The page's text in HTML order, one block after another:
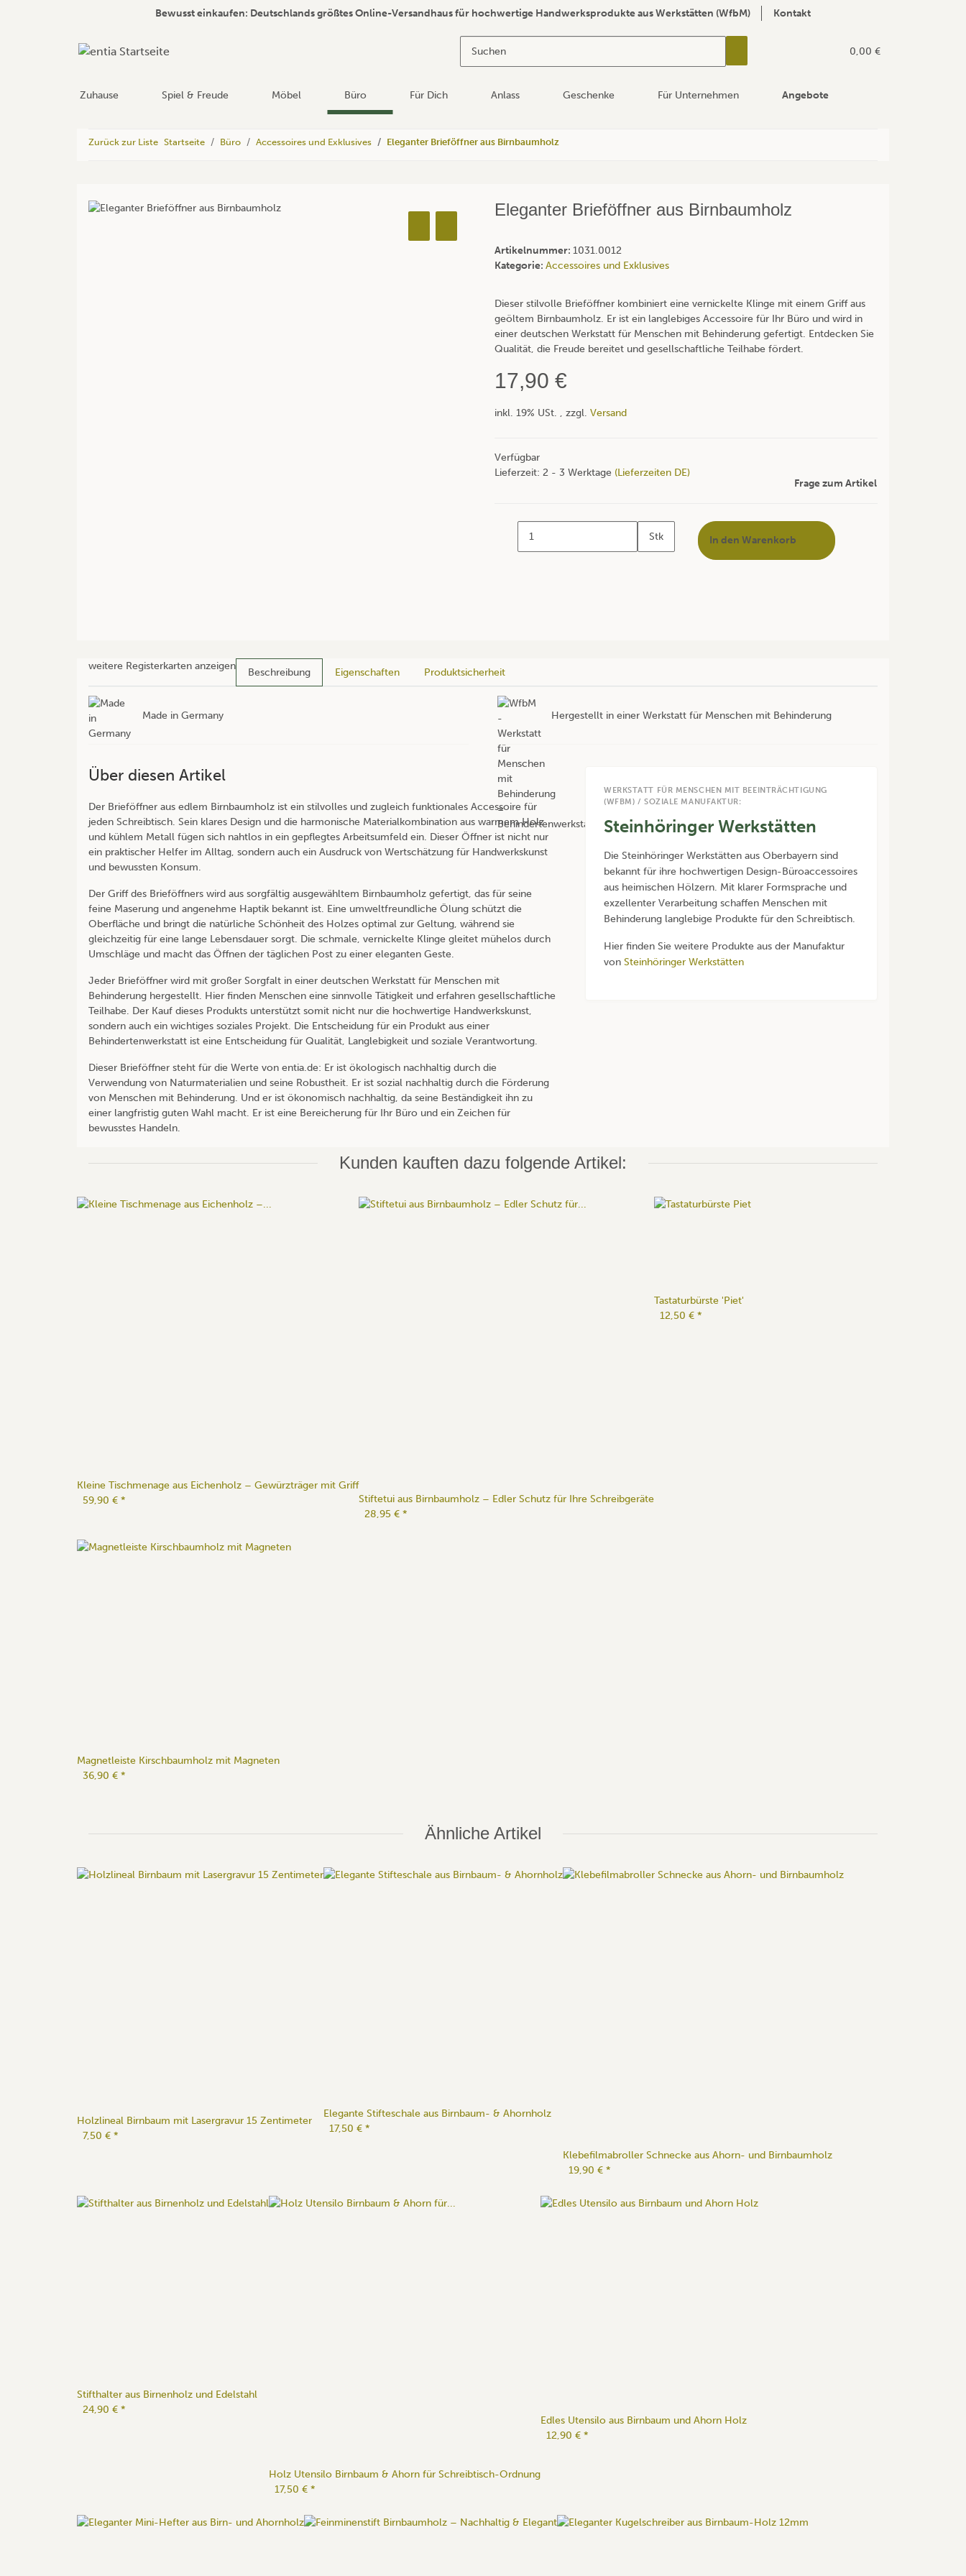
Bewusst einkaufen: Deutschlands größtes Online-Versandhaus für hochwertige Handwerksprodukte aus Werkstätten (WfbM) Kontakt
0,00 €
Zuhause Spiel & Freude Möbel Büro Für Dich Anlass Geschenke Für Unternehmen Angebote
Zurück zur Liste Startseite Büro Accessoires und Exklusives Eleganter Brieföffner aus Birnbaumholz
Eleganter Brieföffner aus Birnbaumholz
Artikelnummer: 1031.0012
Kategorie: Accessoires und Exklusives
Dieser stilvolle Brieföffner kombiniert eine vernickelte Klinge mit einem Griff aus
geöltem Birnbaumholz. Er ist ein langlebiges Accessoire für Ihr Büro und wird in
einer deutschen Werkstatt für Menschen mit Behinderung gefertigt. Entdecken Sie
Qualität, die Freude bereitet und gesellschaftliche Teilhabe fördert.
17,90 €
inkl. 19% USt. , zzgl. Versand
Verfügbar
Lieferzeit: 2 - 3 Werktage (Lieferzeiten DE)
Frage zum Artikel
Stk In den Warenkorb
weitere Registerkarten anzeigen
Beschreibung Eigenschaften Produktsicherheit
Made in Germany Hergestellt in einer Werkstatt für Menschen mit Behinderung
Über diesen Artikel
Der Brieföffner aus edlem Birnbaumholz ist ein stilvolles und zugleich funktionales Accessoire für
jeden Schreibtisch. Sein klares Design und die harmonische Materialkombination aus warmem Holz
und kühlem Metall fügen sich nahtlos in ein gepflegtes Arbeitsumfeld ein. Dieser Öffner ist nicht nur
ein praktischer Helfer im Alltag, sondern auch ein Ausdruck von Wertschätzung für Handwerkskunst
und bewussten Konsum.
Der Griff des Brieföffners wird aus sorgfältig ausgewähltem Birnbaumholz gefertigt, das für seine
feine Maserung und angenehme Haptik bekannt ist. Eine umweltfreundliche Ölung schützt die
Oberfläche und bringt die natürliche Schönheit des Holzes optimal zur Geltung, während sie
gleichzeitig für eine lange Lebensdauer sorgt. Die schmale, vernickelte Klinge gleitet mühelos durch
Umschläge und macht das Öffnen der täglichen Post zu einer eleganten Geste.
Jeder Brieföffner wird mit großer Sorgfalt in einer deutschen Werkstatt für Menschen mit
Behinderung hergestellt. Hier finden Menschen eine sinnvolle Tätigkeit und erfahren gesellschaftliche
Teilhabe. Der Kauf dieses Produkts unterstützt somit nicht nur die hochwertige Handwerkskunst,
sondern auch ein wichtiges soziales Projekt. Die Entscheidung für ein Produkt aus einer
Behindertenwerkstatt ist eine Entscheidung für Qualität, Langlebigkeit und soziale Verantwortung.
Dieser Brieföffner steht für die Werte von entia.de: Er ist ökologisch nachhaltig durch die
Verwendung von Naturmaterialien und seine Robustheit. Er ist sozial nachhaltig durch die Förderung
von Menschen mit Behinderung. Und er ist ökonomisch nachhaltig, da seine Beständigkeit ihn zu
einer langfristig guten Wahl macht. Er ist eine Bereicherung für Ihr Büro und ein Zeichen für
bewusstes Handeln.
WERKSTATT FÜR MENSCHEN MIT BEEINTRÄCHTIGUNG
(WFBM) / SOZIALE MANUFAKTUR:
Steinhöringer Werkstätten
Die Steinhöringer Werkstätten aus Oberbayern sind
bekannt für ihre hochwertigen Design-Büroaccessoires
aus heimischen Hölzern. Mit klarer Formsprache und
exzellenter Verarbeitung schaffen Menschen mit
Behinderung langlebige Produkte für den Schreibtisch.
Hier finden Sie weitere Produkte aus der Manufaktur
vonSteinhöringer Werkstätten
Kunden kauften dazu folgende Artikel:
Kleine Tischmenage aus Eichenholz – Gewürzträger mit Griff
59,90 € *
Stiftetui aus Birnbaumholz – Edler Schutz für Ihre Schreibgeräte
28,95 € *
Tastaturbürste 'Piet'
12,50 € *
Magnetleiste Kirschbaumholz mit Magneten
36,90 € *
Ähnliche Artikel
Holzlineal Birnbaum mit Lasergravur 15 Zentimeter
7,50 € *
Elegante Stifteschale aus Birnbaum- & Ahornholz
17,50 € *
Klebefilmabroller Schnecke aus Ahorn- und Birnbaumholz
19,90 € *
Stifthalter aus Birnenholz und Edelstahl
24,90 € *
Holz Utensilo Birnbaum & Ahorn für Schreibtisch-Ordnung
17,50 € *
Edles Utensilo aus Birnbaum und Ahorn Holz
12,90 € *